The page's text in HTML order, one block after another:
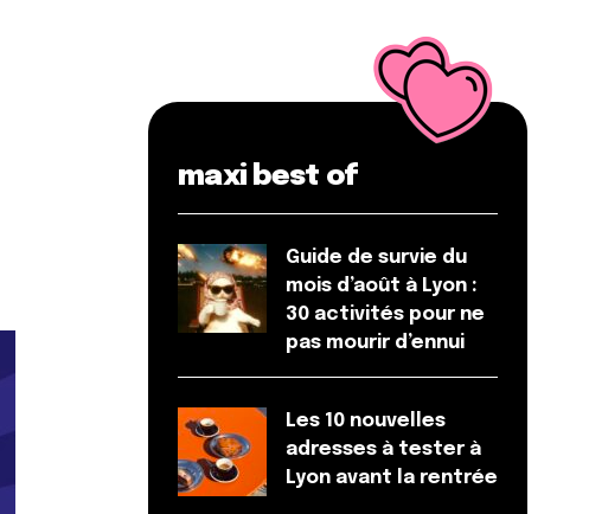
maxi best of
Guide de survie du
mois d’août à Lyon :
30 activités pour ne
pas mourir d’ennui
Les 10 nouvelles
adresses à tester à
Lyon avant la rentrée